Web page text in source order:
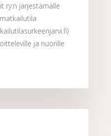
ry:n järjestämälle
ja nuorille